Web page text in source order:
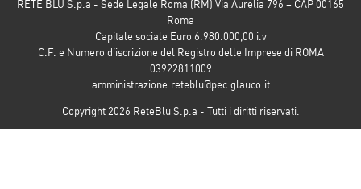
RETE BLU S.p.a - Sede Legale Roma (RM) Via Aurelia 796 – CAP 00165
Roma
Capitale sociale Euro 6.980.000,00 i.v
C.F. e Numero d’iscrizione del Registro delle Imprese di ROMA
03922811009
amministrazione.reteblu@pec.glauco.it
Copyright 2026 ReteBlu S.p.a - Tutti i diritti riservati.